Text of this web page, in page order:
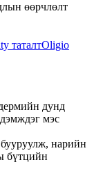
өөрчлөлт
таталтOligio
дунд
мэс
нарийн
бүтцийн